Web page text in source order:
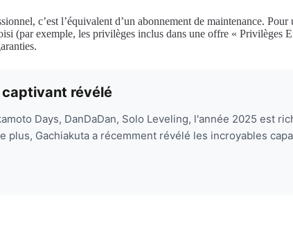
c’est l’équivalent d’un abonnement de maintenance.
(par exemple, les privilèges inclus dans une offre « Privilèges
captivant révélé
Days, DanDaDan, Solo Leveling, l'année 2025 est
Gachiakuta a récemment révélé les incroyables